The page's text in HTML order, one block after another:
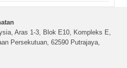
Aras 1-3, Blok E10, Kompleks E,
Persekutuan, 62590 Putrajaya,